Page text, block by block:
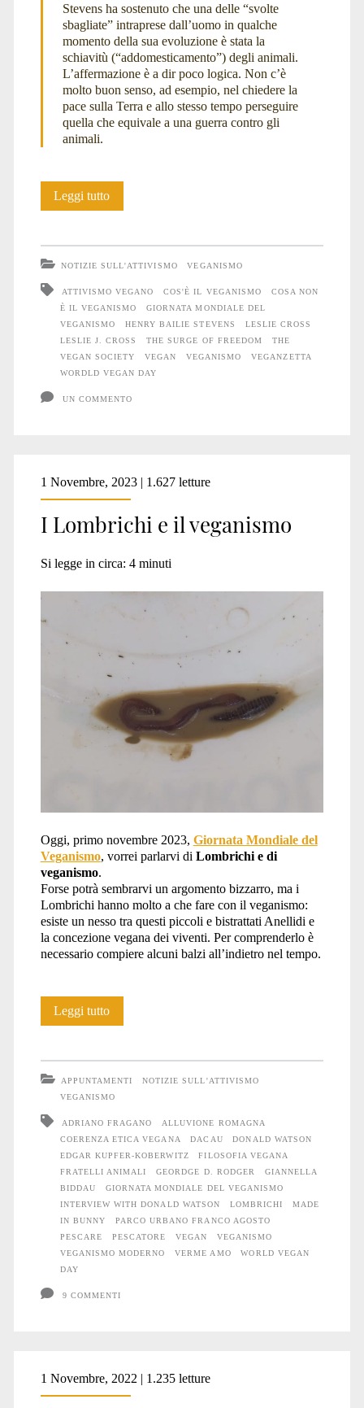
Stevens ha sostenuto che una delle “svolte
sbagliate” intraprese dall’uomo in qualche
momento della sua evoluzione è stata la
schiavitù (“addomesticamento”) degli animali.
L’affermazione è a dir poco logica. Non c’è
molto buon senso, ad esempio, nel chiedere la
pace sulla Terra e allo stesso tempo perseguire
quella che equivale a una guerra contro gli
animali.
Leggi tuttoWorld
NOTIZIE SULL'ATTIVISMO VEGANISMO
ATTIVISMO VEGANO COS'È IL VEGANISMO
COSA NON
È IL VEGANISMO
GIORNATA MONDIALE DEL
VEGANISMO
HENRY BAILIE STEVENS
LESLIE CROSS
LESLIE J. CROSS
THE SURGE OF FREEDOM
THE
VEGAN SOCIETY
VEGAN VEGANISMO
VEGANZETTA
WORDLD VEGAN DAY
UN COMMENTO
1 Novembre, 2023 | 1.627 letture
I Lombrichi e il veganismo
Si legge in circa: 4 minuti
Oggi, primo novembre 2023, Giornata Mondiale del
Veganismo, vorrei parlarvi di Lombrichi e di
veganismo.
Forse potrà sembrarvi un argomento bizzarro, ma i
Lombrichi hanno molto a che fare con il veganismo:
esiste un nesso tra questi piccoli e bistrattati Anellidi e
la concezione vegana dei viventi. Per comprenderlo è
necessario compiere alcuni balzi all’indietro nel tempo.
Leggi tuttoI
il
veganismo
APPUNTAMENTI
NOTIZIE SULL'ATTIVISMO
VEGANISMO
ADRIANO FRAGANO
ALLUVIONE ROMAGNA
COERENZA ETICA VEGANA
DACAU
DONALD WATSON
EDGAR KUPFER-KOBERWITZ
FILOSOFIA VEGANA
FRATELLI ANIMALI
GEORDGE D. RODGER
GIANNELLA
BIDDAU
GIORNATA MONDIALE DEL VEGANISMO
INTERVIEW WITH DONALD WATSON
LOMBRICHI
MADE
IN BUNNY
PARCO URBANO FRANCO AGOSTO
PESCARE
PESCATORE VEGAN
VEGANISMO
VEGANISMO MODERNO
VERME AMO
WORLD VEGAN
DAY
9 COMMENTI
1 Novembre, 2022 | 1.235 letture